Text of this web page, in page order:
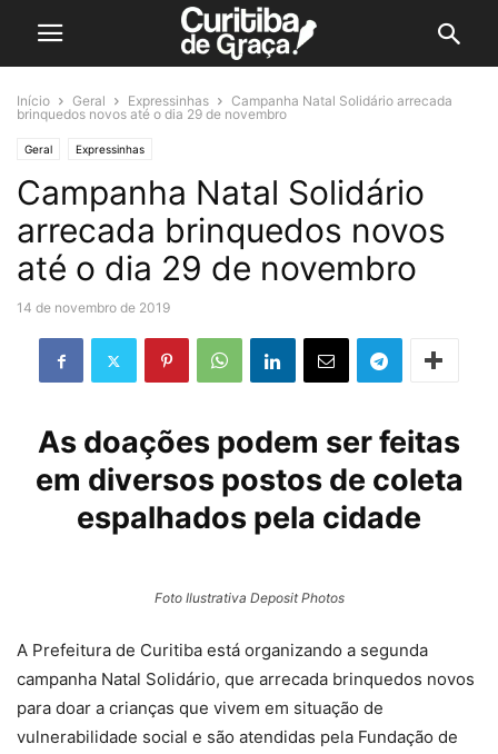
Início Geral Expressinhas
Campanha Natal Solidário arrecada
brinquedos novos até o dia 29 de novembro
Geral Expressinhas
Campanha Natal Solidário
arrecada brinquedos novos
até o dia 29 de novembro
14 de novembro de 2019
As doações podem ser feitas
em diversos postos de coleta
espalhados pela cidade
Foto Ilustrativa Deposit Photos
A Prefeitura de Curitiba está organizando a segunda
campanha Natal Solidário, que arrecada brinquedos novos
para doar a crianças que vivem em situação de
vulnerabilidade social e são atendidas pela Fundação de